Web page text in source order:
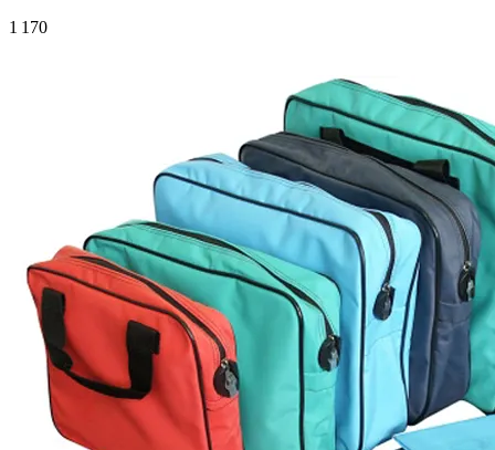
1 170